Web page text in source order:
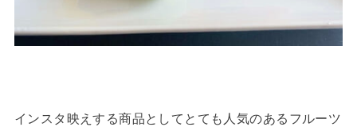
インスタ映えする商品としてとても人気のあるフルーツ